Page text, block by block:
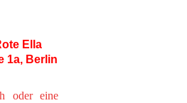
oder eine
Ella
1a, Berlin